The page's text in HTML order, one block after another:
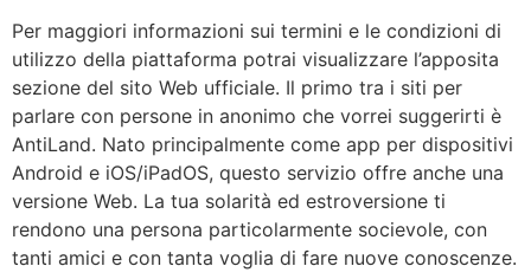
Per maggiori informazioni sui termini e le condizioni di
utilizzo della piattaforma potrai visualizzare l’apposita
sezione del sito Web ufficiale. Il primo tra i siti per
parlare con persone in anonimo che vorrei suggerirti è
AntiLand. Nato principalmente come app per dispositivi
Android e iOS/iPadOS, questo servizio offre anche una
versione Web. La tua solarità ed estroversione ti
rendono una persona particolarmente socievole, con
tanti amici e con tanta voglia di fare nuove conoscenze.